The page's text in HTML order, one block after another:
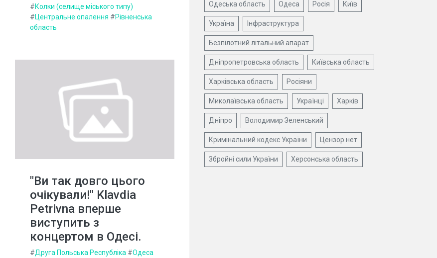
#Колки (селище міського типу)
#Центральне опалення #Рівненська
область
"Ви так довго цього
очікували!" Klavdia
Petrivna вперше
виступить з
концертом в Одесі.
#Друга Польська Республіка #Одеса
Одеська область Одеса Росія Київ
Україна Інфраструктура
Безпілотний літальний апарат
Дніпропетровська область Київська область
Харківська область Росіяни
Миколаївська область Українці Харків
Дніпро Володимир Зеленський
Кримінальний кодекс України Цензор.нет
Збройні сили України Херсонська область